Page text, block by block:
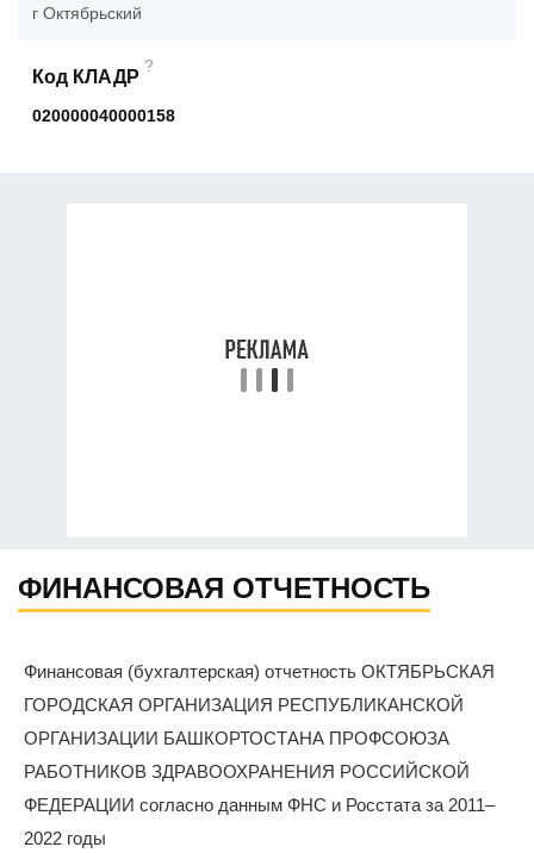
г Октябрьский
Код КЛАДР
?
020000040000158
ФИНАНСОВАЯ ОТЧЕТНОСТЬ
Финансовая (бухгалтерская) отчетность ОКТЯБРЬСКАЯ
ГОРОДСКАЯ ОРГАНИЗАЦИЯ РЕСПУБЛИКАНСКОЙ
ОРГАНИЗАЦИИ БАШКОРТОСТАНА ПРОФСОЮЗА
РАБОТНИКОВ ЗДРАВООХРАНЕНИЯ РОССИЙСКОЙ
ФЕДЕРАЦИИ согласно данным ФНС и Росстата за 2011–
2022 годы